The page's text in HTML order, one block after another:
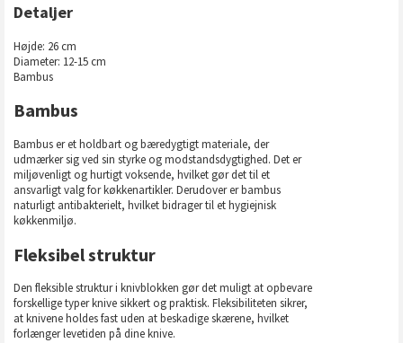
Detaljer
Højde: 26 cm
Diameter: 12-15 cm
Bambus
Bambus
Bambus er et holdbart og bæredygtigt materiale, der
udmærker sig ved sin styrke og modstandsdygtighed. Det er
miljøvenligt og hurtigt voksende, hvilket gør det til et
ansvarligt valg for køkkenartikler. Derudover er bambus
naturligt antibakterielt, hvilket bidrager til et hygiejnisk
køkkenmiljø.
Fleksibel struktur
Den fleksible struktur i knivblokken gør det muligt at opbevare
forskellige typer knive sikkert og praktisk. Fleksibiliteten sikrer,
at knivene holdes fast uden at beskadige skærene, hvilket
forlænger levetiden på dine knive.